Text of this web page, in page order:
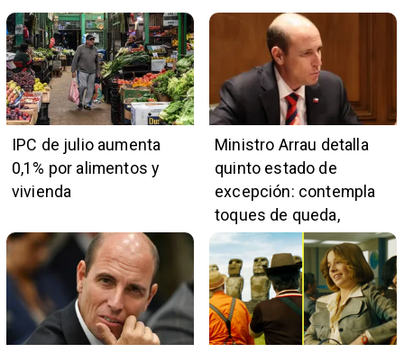
IPC de julio aumenta
0,1% por alimentos y
vivienda
Ministro Arrau detalla
quinto estado de
excepción: contempla
toques de queda,
restricciones y
escuchas telefónicas
en zonas críticas